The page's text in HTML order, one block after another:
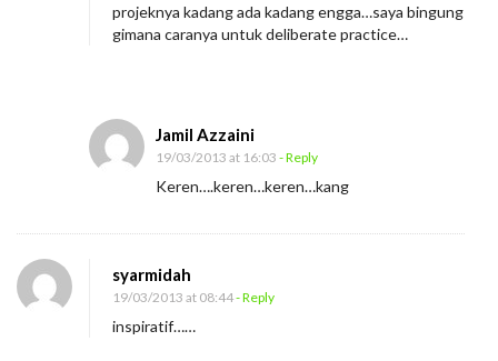
projeknya kadang ada kadang engga…saya bingung
gimana caranya untuk deliberate practice…
Jamil Azzaini
19/03/2013 at 16:03 - Reply
Keren….keren…keren…kang
syarmidah
19/03/2013 at 08:44- Reply
inspiratif……